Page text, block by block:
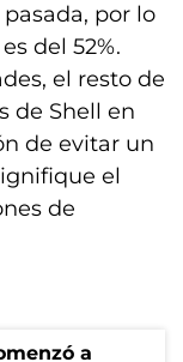
por lo
del 52%.
el resto de
de Shell en
de evitar un
el
de
a